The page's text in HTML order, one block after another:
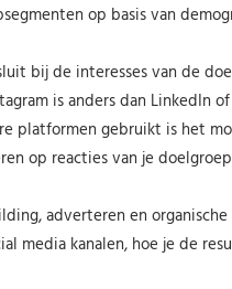
op basis van
bij de interesses van de
is anders dan LinkedIn of
platformen gebruikt is het
op reacties van je
adverteren en
media kanalen, hoe je de